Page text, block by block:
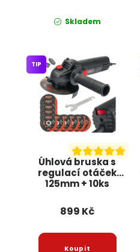
Skladem
Úhlová bruska s
regulací otáček
125mm + 10ks
RTSZK0013 RED
TECHNIC
TIP
899 Kč